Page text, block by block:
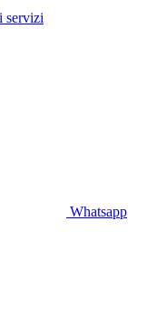
servizi
Whatsapp